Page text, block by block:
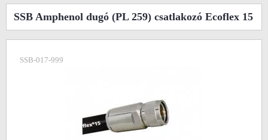
SSB Amphenol dugó (PL 259) csatlakozó Ecoflex 15
SSB-017-999